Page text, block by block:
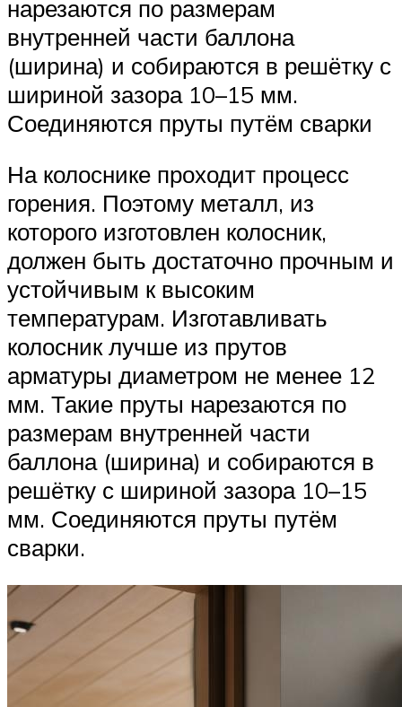
нарезаются по размерам
внутренней части баллона
(ширина) и собираются в решётку с
шириной зазора 10–15 мм.
Соединяются пруты путём сварки
На колоснике проходит процесс
горения. Поэтому металл, из
которого изготовлен колосник,
должен быть достаточно прочным и
устойчивым к высоким
температурам. Изготавливать
колосник лучше из прутов
арматуры диаметром не менее 12
мм. Такие пруты нарезаются по
размерам внутренней части
баллона (ширина) и собираются в
решётку с шириной зазора 10–15
мм. Соединяются пруты путём
сварки.